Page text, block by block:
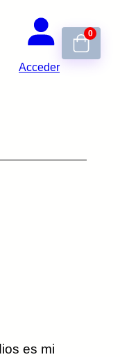
Acceder
0
es mi